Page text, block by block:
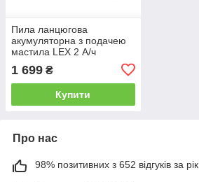
Пила ланцюгова
акумуляторна з подачею
мастила LEX 2 А/ч
1 699 ₴
Купити
Про нас
98% позитивних з 652 відгуків за рік